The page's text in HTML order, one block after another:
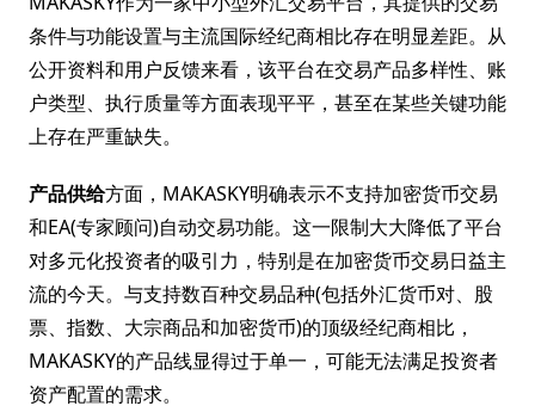
条件与功能设置与主流国际经纪商相比存在明显差距。从
公开资料和用户反馈来看，该平台在交易产品多样性、账
户类型、执行质量等方面表现平平，甚至在某些关键功能
上存在严重缺失。
产品供给方面，MAKASKY明确表示不支持加密货币交易
和EA(专家顾问)自动交易功能。这一限制大大降低了平台
对多元化投资者的吸引力，特别是在加密货币交易日益主
流的今天。与支持数百种交易品种(包括外汇货币对、股
票、指数、大宗商品和加密货币)的顶级经纪商相比，
MAKASKY的产品线显得过于单一，可能无法满足投资者
资产配置的需求。